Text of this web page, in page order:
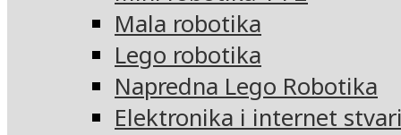
Mala robotika
Lego robotika
Napredna Lego Robotika
Elektronika i internet